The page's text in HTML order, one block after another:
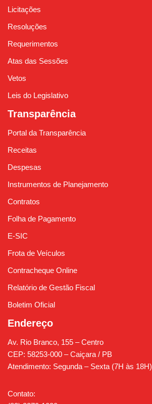
Licitações
Resoluções
Requerimentos
Atas das Sessões
Vetos
Leis do Legislativo
Transparência
Portal da Transparência
Receitas
Despesas
Instrumentos de Planejamento
Contratos
Folha de Pagamento
E-SIC
Frota de Veículos
Contracheque Online
Relatório de Gestão Fiscal
Boletim Oficial
Endereço
Av. Rio Branco, 155 – Centro
CEP: 58253-000 – Caiçara / PB
Atendimento: Segunda – Sexta (7H às 18H)
Contato: